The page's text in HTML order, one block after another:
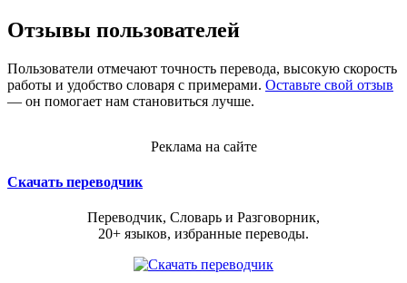
Отзывы пользователей
Пользователи отмечают точность перевода, высокую скорость
работы и удобство словаря с примерами. Оставьте свой отзыв
— он помогает нам становиться лучше.
Реклама на сайте
Скачать переводчик
Переводчик, Словарь и Разговорник,
20+ языков, избранные переводы.